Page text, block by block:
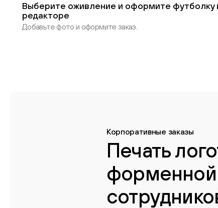
Выберите оживление и оформите футболку
редакторе
Добавьте фото и оформите заказ.
Корпоративные заказы
Печать